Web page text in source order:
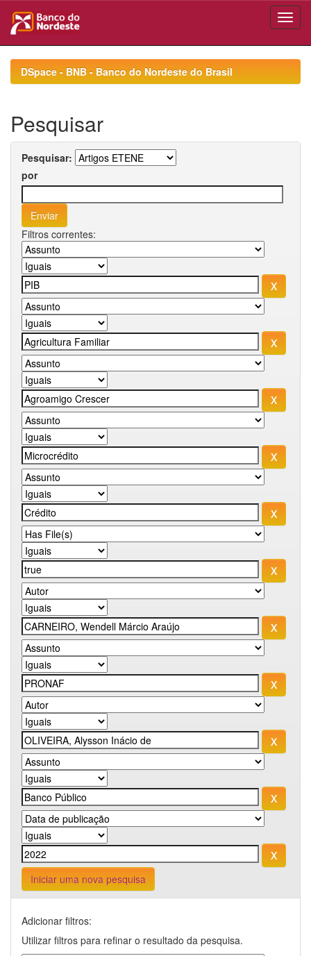
navigationDSpace - BNB - Banco do Nordeste do Brasil
Pesquisar
Pesquisar:
por
Filtros correntes:
Iniciar uma nova pesquisa
Adicionar filtros:
Utilizar filtros para refinar o resultado da pesquisa.